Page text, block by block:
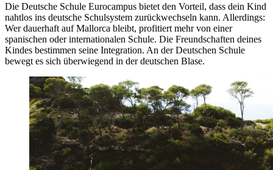
Die Deutsche Schule Eurocampus bietet den Vorteil, dass dein Kind
nahtlos ins deutsche Schulsystem zurückwechseln kann. Allerdings:
Wer dauerhaft auf Mallorca bleibt, profitiert mehr von einer
spanischen oder internationalen Schule. Die Freundschaften deines
Kindes bestimmen seine Integration. An der Deutschen Schule
bewegt es sich überwiegend in der deutschen Blase.